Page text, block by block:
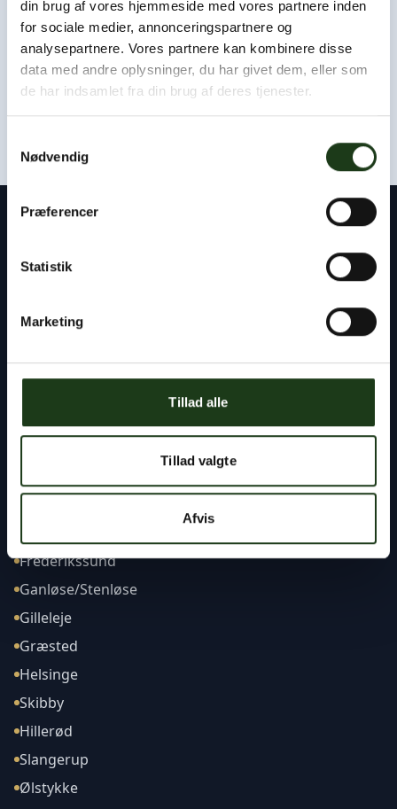
din brug af vores hjemmeside med vores partnere inden
for sociale medier, annonceringspartnere og
analysepartnere. Vores partnere kan kombinere disse
data med andre oplysninger, du har givet dem, eller som
de har indsamlet fra din brug af deres tjenester.
Nødvendig
Præferencer
Statistik
Marketing
Tillad alle
Tillad valgte
Afvis
Som udgangspunkt kan vi være hos jer eller i afdødes
hjem inden for få timer.
Kontakt os døgnet rundt
Tlf:+45 47 33 30 77
Frederikssund
Ganløse/Stenløse
Gilleleje
Græsted
Helsinge
Skibby
Hillerød
Slangerup
Ølstykke